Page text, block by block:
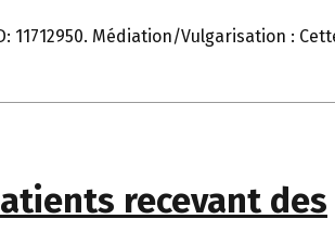
11712950. Médiation/Vulgarisation :
recevant des